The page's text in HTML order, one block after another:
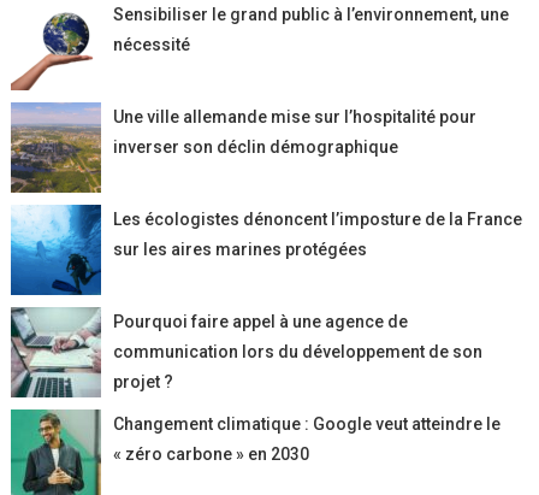
Sensibiliser le grand public à l’environnement, une
nécessité
Une ville allemande mise sur l’hospitalité pour
inverser son déclin démographique
Les écologistes dénoncent l’imposture de la France
sur les aires marines protégées
Pourquoi faire appel à une agence de
communication lors du développement de son
projet ?
Changement climatique : Google veut atteindre le
« zéro carbone » en 2030